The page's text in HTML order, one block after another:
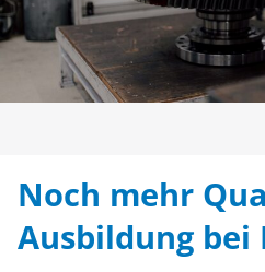
Noch mehr
Ausbildung bei